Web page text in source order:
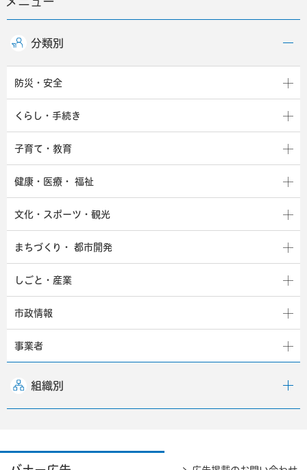
分類別
防災・安全
くらし・手続き
子育て・教育
健康・医療・ 福祉
文化・スポーツ・観光
まちづくり・ 都市開発
しごと・産業
市政情報
事業者
組織別